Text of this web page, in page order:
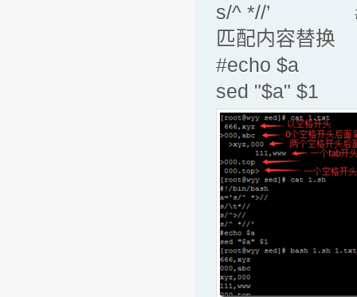
s/^ *//’ #’s/^
匹配内容替换
#echo $a
sed "$a" $1 #